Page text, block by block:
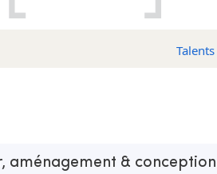
Talents
aménagement & conception